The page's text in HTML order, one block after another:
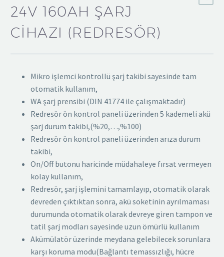
24V 160AH ŞARJ
CIHAZI (REDRESÖR)
Mikro işlemci kontrollü şarj takibi sayesinde tam
otomatik kullanım,
WA şarj prensibi (DIN 41774 ile çalışmaktadır)
Redresör ön kontrol paneli üzerinden 5 kademeli akü
şarj durum takibi,(%20,…,%100)
Redresör ön kontrol paneli üzerinden arıza durum
takibi,
On/Off butonu haricinde müdahaleye fırsat vermeyen
kolay kullanım,
Redresör, şarj işlemini tamamlayıp, otomatik olarak
devreden çıktıktan sonra, akü soketinin ayrılmaması
durumunda otomatik olarak devreye giren tampon ve
tatil şarj modları sayesinde uzun ömürlü kullanım
Akümülatör üzerinde meydana gelebilecek sorunlara
karşı koruma modu(Bağlantı temassızlığı, hücre